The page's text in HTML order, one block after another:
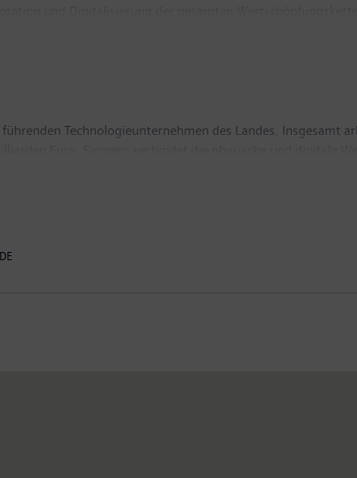
ihre Produktivität und Flexibilität zu erhöhen. DI
Technologieunternehmen des Landes. Insgesamt
schwerpunktmäßig auf die Gebiete intelligente
hat die Geschäftsverantwortung für den heimischen Markt